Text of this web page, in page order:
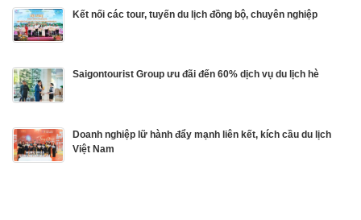
Kết nối các tour, tuyến du lịch đồng bộ, chuyên nghiệp
Saigontourist Group ưu đãi đến 60% dịch vụ du lịch hè
Doanh nghiệp lữ hành đẩy mạnh liên kết, kích cầu du lịch
Việt Nam